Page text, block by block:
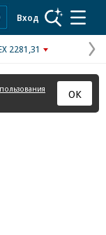
Вход
2281,31
ОК